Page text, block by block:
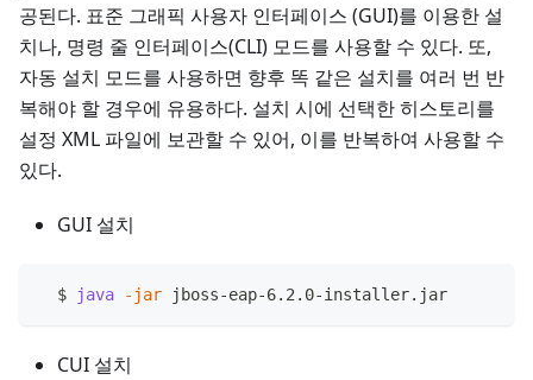
공된다. 표준 그래픽 사용자 인터페이스 (GUI)를 이용한 설
치나, 명령 줄 인터페이스(CLI) 모드를 사용할 수 있다. 또,
자동 설치 모드를 사용하면 향후 똑 같은 설치를 여러 번 반
복해야 할 경우에 유용하다. 설치 시에 선택한 히스토리를
설정 XML 파일에 보관할 수 있어, 이를 반복하여 사용할 수
있다.
GUI 설치
  $
java -jar jboss-eap-6.2.0-installer.jar
CUI 설치